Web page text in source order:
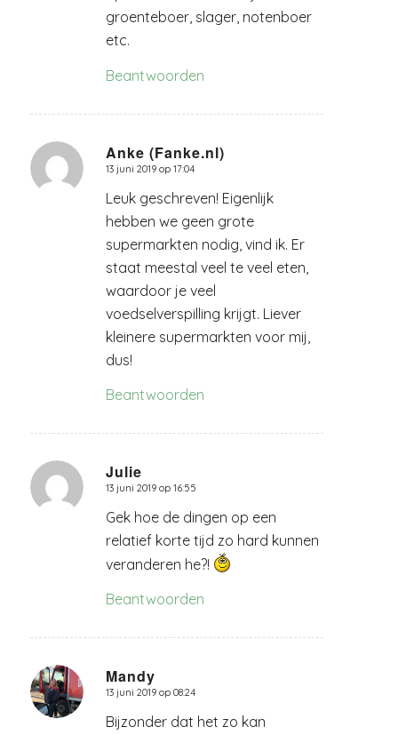
groenteboer, slager, notenboer
etc.
Beantwoorden
Anke (Fanke.nl)
zegt:
13 juni 2019 op 17:04
Leuk geschreven! Eigenlijk
hebben we geen grote
supermarkten nodig, vind ik. Er
staat meestal veel te veel eten,
waardoor je veel
voedselverspilling krijgt. Liever
kleinere supermarkten voor mij,
dus!
Beantwoorden
Julie
zegt:
13 juni 2019 op 16:55
Gek hoe de dingen op een
relatief korte tijd zo hard kunnen
veranderen he?!
Beantwoorden
Mandy
zegt:
13 juni 2019 op 08:24
Bijzonder dat het zo kan